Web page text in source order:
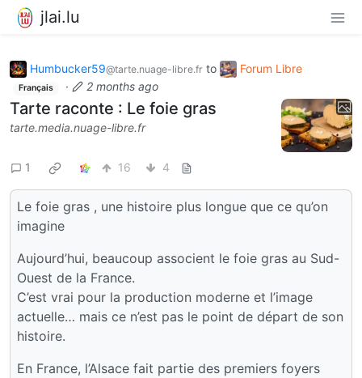
jlai.lu
Humbucker59@tarte.nuage-libre.fr to Forum Libre
Français · 2 months ago
Tarte raconte : Le foie gras
tarte.media.nuage-libre.fr
1 16 4
Le foie gras , une histoire plus longue que ce qu’on
imagine
Aujourd’hui, beaucoup associent le foie gras au Sud-
Ouest de la France.
C’est vrai pour la production moderne et l’image
actuelle… mais ce n’est pas le point de départ de son
histoire.
En France, l’Alsace fait partie des premiers foyers